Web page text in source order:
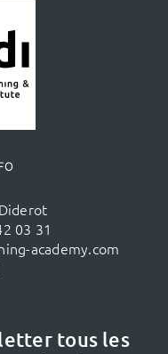
03 31
academy.com
tous les